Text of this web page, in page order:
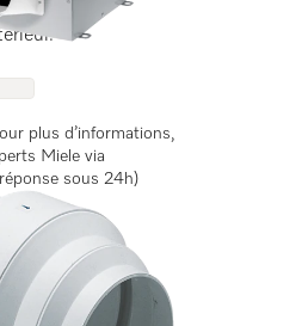
plus d’informations,
Miele via
sous 24h)